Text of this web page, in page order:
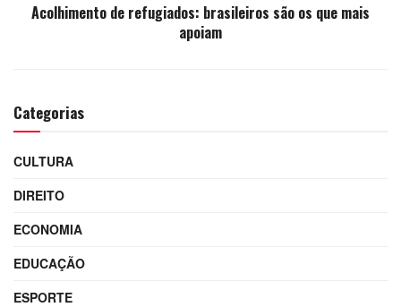
Acolhimento de refugiados: brasileiros são os que mais
apoiam
Categorias
CULTURA
DIREITO
ECONOMIA
EDUCAÇÃO
ESPORTE